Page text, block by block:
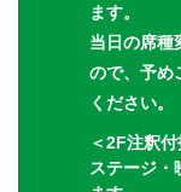
ます。
当日の席種
ので、予め
ください。
＜2F注釈
ステージ・